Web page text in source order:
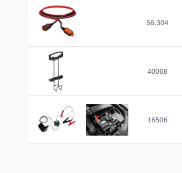
56.304
40068
16506